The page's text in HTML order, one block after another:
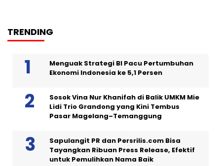
TRENDING
Menguak Strategi BI Pacu Pertumbuhan
Ekonomi Indonesia ke 5,1 Persen
Sosok Vina Nur Khanifah di Balik UMKM Mie
Lidi Trio Grandong yang Kini Tembus
Pasar Magelang–Temanggung
Sapulangit PR dan Persrilis.com Bisa
Tayangkan Ribuan Press Release, Efektif
untuk Pemulihkan Nama Baik